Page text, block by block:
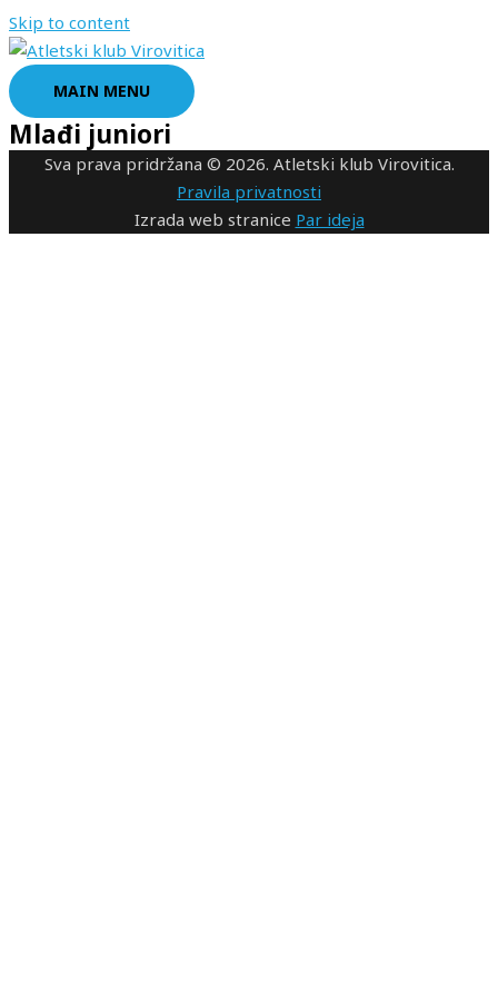
Skip to content
MAIN MENU
Mlađi juniori
Sva prava pridržana © 2026. Atletski klub Virovitica.
Pravila privatnosti
Izrada web stranice Par ideja